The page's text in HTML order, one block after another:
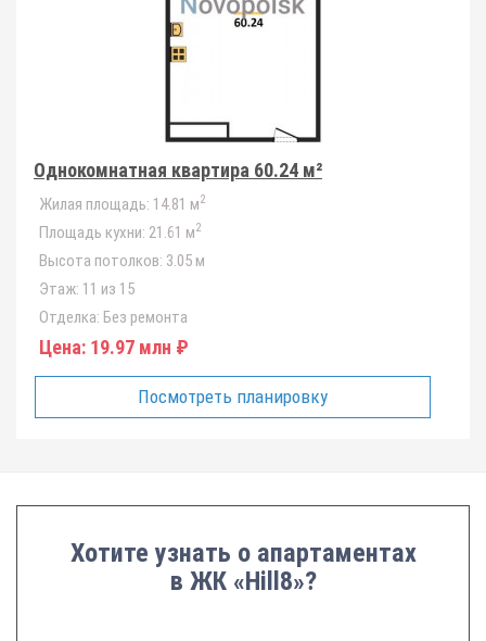
Однокомнатная квартира 60.24 м²
Жилая площадь: 14.81 м2
Площадь кухни: 21.61 м2
Высота потолков: 3.05 м
Этаж: 11 из 15
Отделка: Без ремонта
Цена: 19.97 млн ₽
Посмотреть планировку
Хотите узнать о апартаментах
в ЖК «Hill8»?